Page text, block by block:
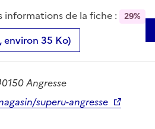
de la fiche : 29%
environ 35 Ko)
Angresse
superu-angresse